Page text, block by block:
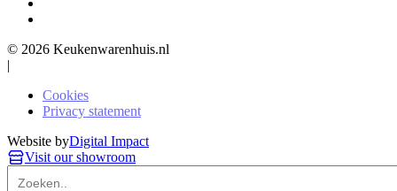
© 2026 Keukenwarenhuis.nl
|
Cookies
Privacy statement
Website byDigital Impact
Visit our showroom